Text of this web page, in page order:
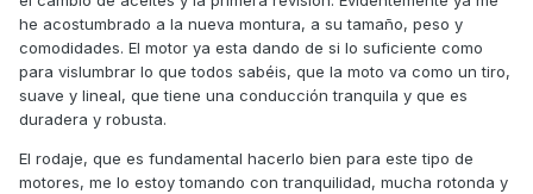
he acostumbrado a la nueva montura, a su tamaño, peso y
comodidades. El motor ya esta dando de si lo suficiente como
para vislumbrar lo que todos sabéis, que la moto va como un tiro,
suave y lineal, que tiene una conducción tranquila y que es
duradera y robusta.
El rodaje, que es fundamental hacerlo bien para este tipo de
motores, me lo estoy tomando con tranquilidad, mucha rotonda y